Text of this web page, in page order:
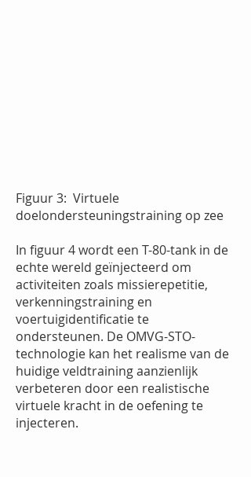
Figuur 3: Virtuele
doelondersteuningstraining op zee
In figuur 4 wordt een T-80-tank in de
echte wereld geïnjecteerd om
activiteiten zoals missierepetitie,
verkenningstraining en
voertuigidentificatie te
ondersteunen. De OMVG-STO-
technologie kan het realisme van de
huidige veldtraining aanzienlijk
verbeteren door een realistische
virtuele kracht in de oefening te
injecteren.